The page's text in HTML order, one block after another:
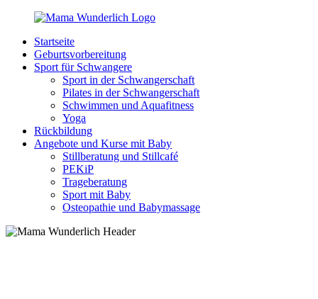
Zurück
Inhalt
MamaWunderlich.de
Mutti
sein
wunderbar!
Startseite
Geburtsvorbereitung
Sport für Schwangere
Sport in der Schwangerschaft
Pilates in der Schwangerschaft
Schwimmen und Aquafitness
Yoga
Rückbildung
Angebote und Kurse mit Baby
Stillberatung und Stillcafé
PEKiP
Trageberatung
Sport mit Baby
Osteopathie und Babymassage